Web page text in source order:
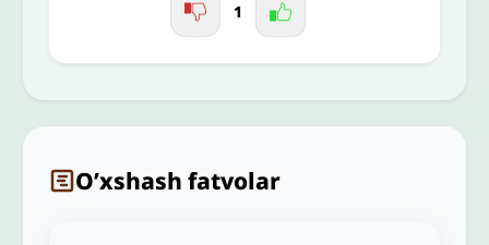
1
O’xshash fatvolar